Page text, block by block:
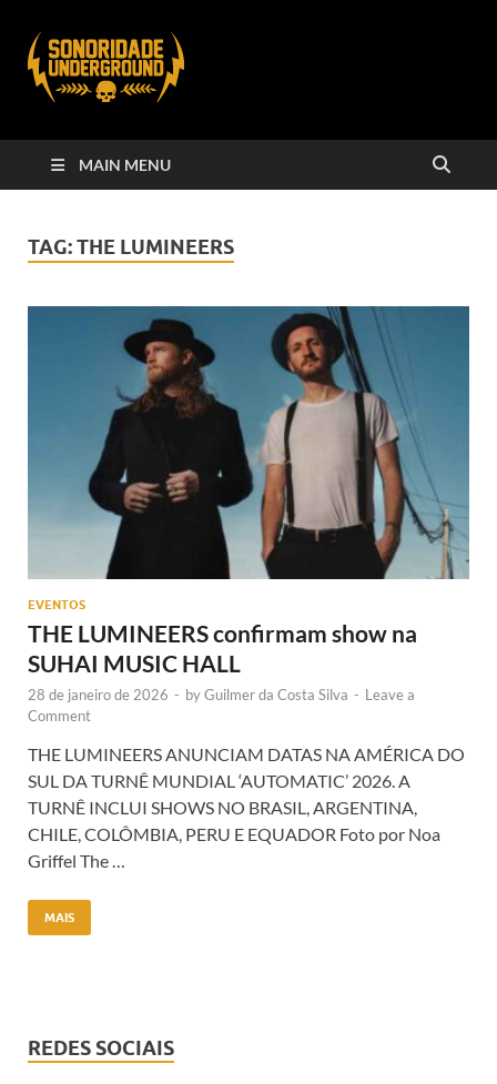
MAIN MENU
TAG:THE LUMINEERS
EVENTOS
THE LUMINEERS confirmam show na
SUHAI MUSIC HALL
28 de janeiro de 2026 - byGuilmer da Costa Silva - Leave a
Comment
THE LUMINEERS ANUNCIAM DATAS NA AMÉRICA DO
SUL DA TURNÊ MUNDIAL ‘AUTOMATIC’ 2026. A
TURNÊ INCLUI SHOWS NO BRASIL, ARGENTINA,
CHILE, COLÔMBIA, PERU E EQUADOR Foto por Noa
Griffel The …
MAIS
REDES SOCIAIS